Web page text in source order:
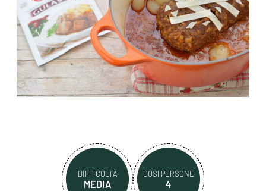
DIFFICOLTÀ
MEDIA
DOSI PERSONE
4